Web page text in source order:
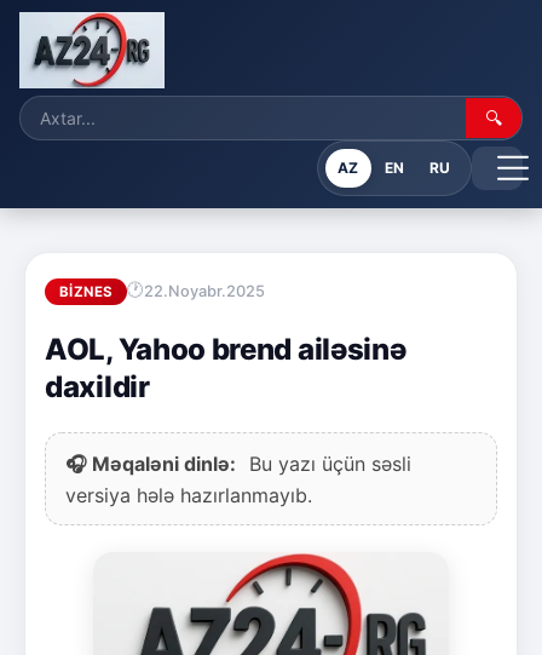
🔍
AZ EN RU
BIZNES 22.Noyabr.2025
AOL, Yahoo brend ailəsinə
daxildir
🎧 Məqaləni dinlə:
Bu yazı üçün səsli
versiya hələ hazırlanmayıb.